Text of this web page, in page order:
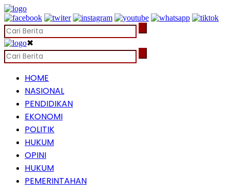
✖
HOME
NASIONAL
PENDIDIKAN
EKONOMI
POLITIK
HUKUM
OPINI
HUKUM
PEMERINTAHAN